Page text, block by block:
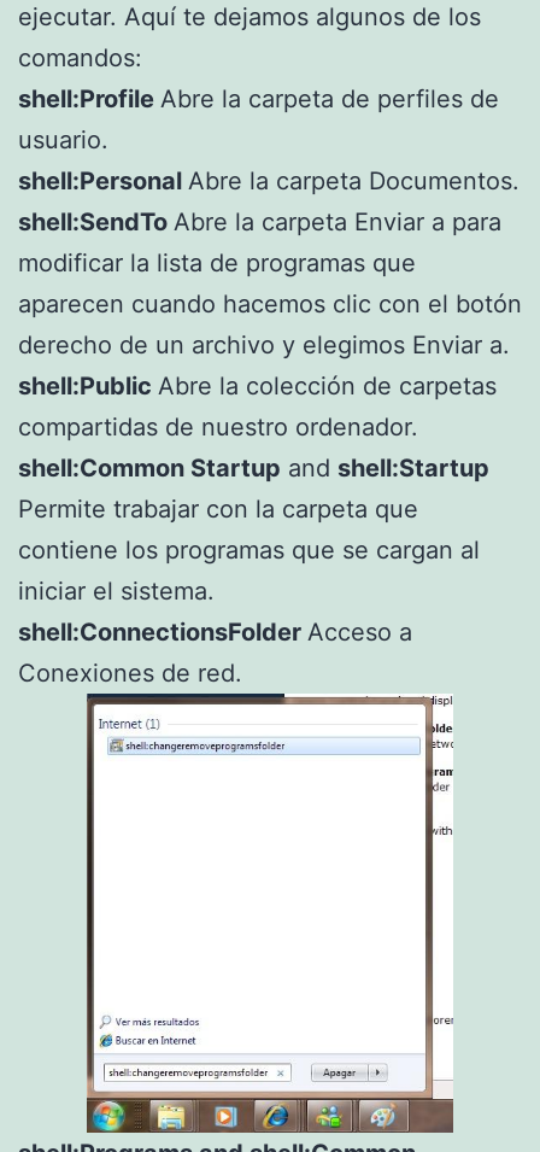
ejecutar. Aquí te dejamos algunos de los
comandos:
shell:Profile Abre la carpeta de perfiles de
usuario.
shell:Personal Abre la carpeta Documentos.
shell:SendTo Abre la carpeta Enviar a para
modificar la lista de programas que
aparecen cuando hacemos clic con el botón
derecho de un archivo y elegimos Enviar a.
shell:Public Abre la colección de carpetas
compartidas de nuestro ordenador.
shell:Common Startup and shell:Startup
Permite trabajar con la carpeta que
contiene los programas que se cargan al
iniciar el sistema.
shell:ConnectionsFolder Acceso a
Conexiones de red.